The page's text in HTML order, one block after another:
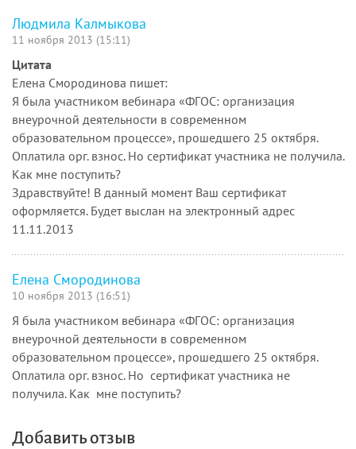
Людмила Калмыкова
11 ноября 2013 (15:11)
Цитата
Елена Смородинова пишет:
Я была участником вебинара «ФГОС: организация
внеурочной деятельности в современном
образовательном процессе», прошедшего 25 октября.
Оплатила орг. взнос. Но сертификат участника не получила.
Как мне поступить?
Здравствуйте! В данный момент Ваш сертификат
оформляется. Будет выслан на электронный адрес
11.11.2013
Елена Смородинова
10 ноября 2013 (16:51)
Я была участником вебинара «ФГОС: организация
внеурочной деятельности в современном
образовательном процессе», прошедшего 25 октября.
Оплатила орг. взнос. Но сертификат участника не
получила. Как мне поступить?
Добавить отзыв